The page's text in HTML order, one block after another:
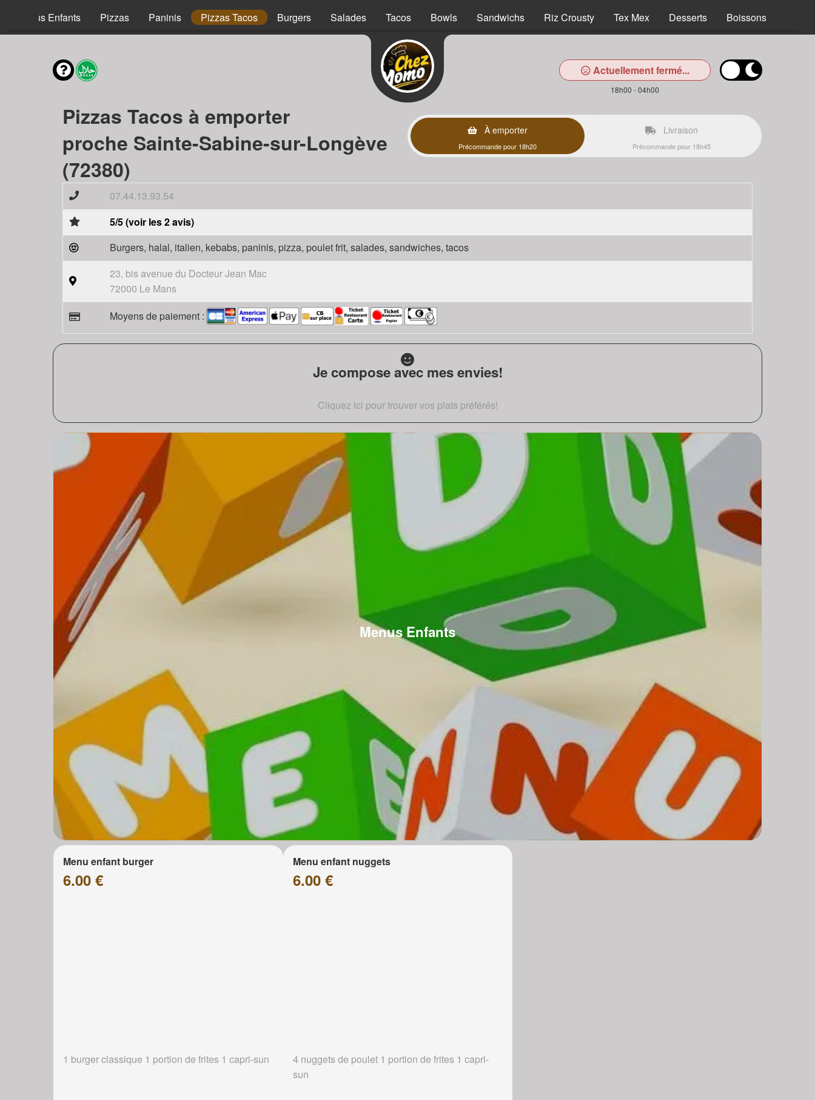
Menus Enfants Pizzas Paninis Pizzas Tacos Burgers Salades Tacos Bowls Sandwichs Riz Crousty Tex Mex Desserts Boissons
Actuellement fermé...
18h00 - 04h00
Pizzas Tacos à emporter
proche Sainte-Sabine-sur-Longève
(72380)
À emporter
Précommande pour 18h20
Livraison
Précommande pour 18h45
07.44.13.93.54
5/5 (voir les 2 avis)
Burgers, halal, italien, kebabs, paninis, pizza, poulet frit, salades, sandwiches, tacos
23, bis avenue du Docteur Jean Mac
72000 Le Mans
Moyens de paiement :
Je compose avec mes envies!
Cliquez ici pour trouver vos plats préférés!
Menus Enfants
Menu enfant burger
6.00 €
1 burger classique 1 portion de frites 1 capri-sun
Menu enfant nuggets
6.00 €
4 nuggets de poulet 1 portion de frites 1 capri-
sun